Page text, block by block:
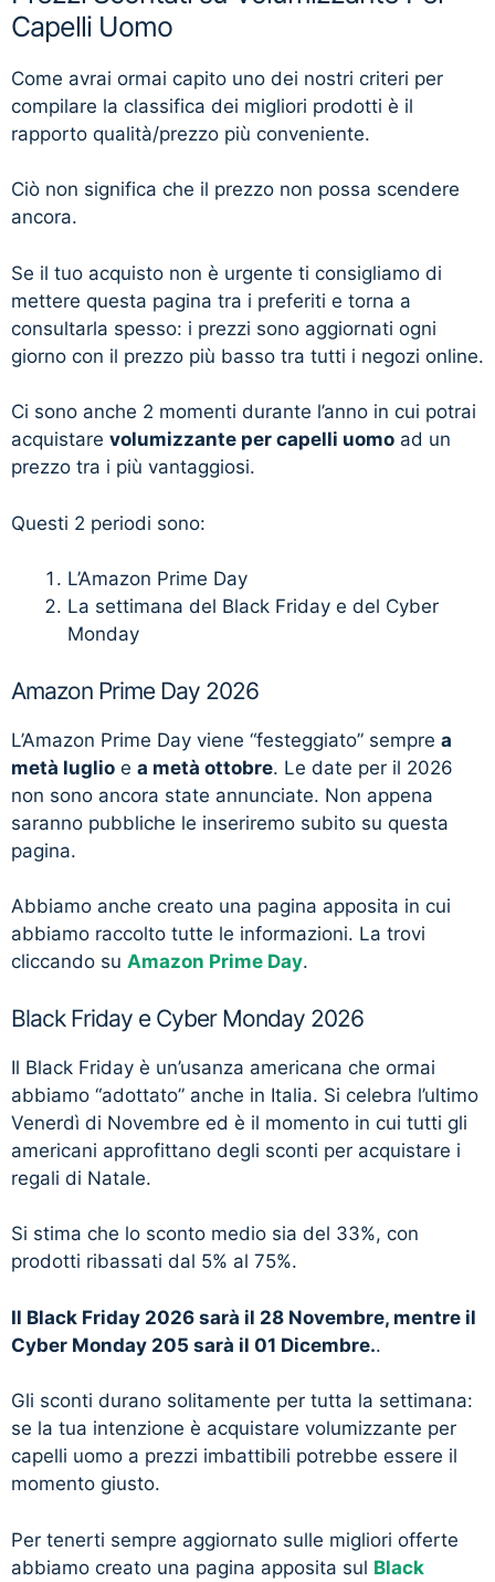
Capelli Uomo
Come avrai ormai capito uno dei nostri criteri per
compilare la classifica dei migliori prodotti è il
rapporto qualità/prezzo più conveniente.
Ciò non significa che il prezzo non possa scendere
ancora.
Se il tuo acquisto non è urgente ti consigliamo di
mettere questa pagina tra i preferiti e torna a
consultarla spesso: i prezzi sono aggiornati ogni
giorno con il prezzo più basso tra tutti i negozi online.
Ci sono anche 2 momenti durante l’anno in cui potrai
acquistare volumizzante per capelli uomo ad un
prezzo tra i più vantaggiosi.
Questi 2 periodi sono:
L’Amazon Prime Day
La settimana del Black Friday e del Cyber
Monday
Amazon Prime Day 2026
L’Amazon Prime Day viene “festeggiato” sempre a
metà luglio e a metà ottobre. Le date per il 2026
non sono ancora state annunciate. Non appena
saranno pubbliche le inseriremo subito su questa
pagina.
Abbiamo anche creato una pagina apposita in cui
abbiamo raccolto tutte le informazioni. La trovi
cliccando su Amazon Prime Day.
Black Friday e Cyber Monday 2026
Il Black Friday è un’usanza americana che ormai
abbiamo “adottato” anche in Italia. Si celebra l’ultimo
Venerdì di Novembre ed è il momento in cui tutti gli
americani approfittano degli sconti per acquistare i
regali di Natale.
Si stima che lo sconto medio sia del 33%, con
prodotti ribassati dal 5% al 75%.
Il Black Friday 2026 sarà il 28 Novembre, mentre il
Cyber Monday 205 sarà il 01 Dicembre..
Gli sconti durano solitamente per tutta la settimana:
se la tua intenzione è acquistare volumizzante per
capelli uomo a prezzi imbattibili potrebbe essere il
momento giusto.
Per tenerti sempre aggiornato sulle migliori offerte
abbiamo creato una pagina apposita sul Black